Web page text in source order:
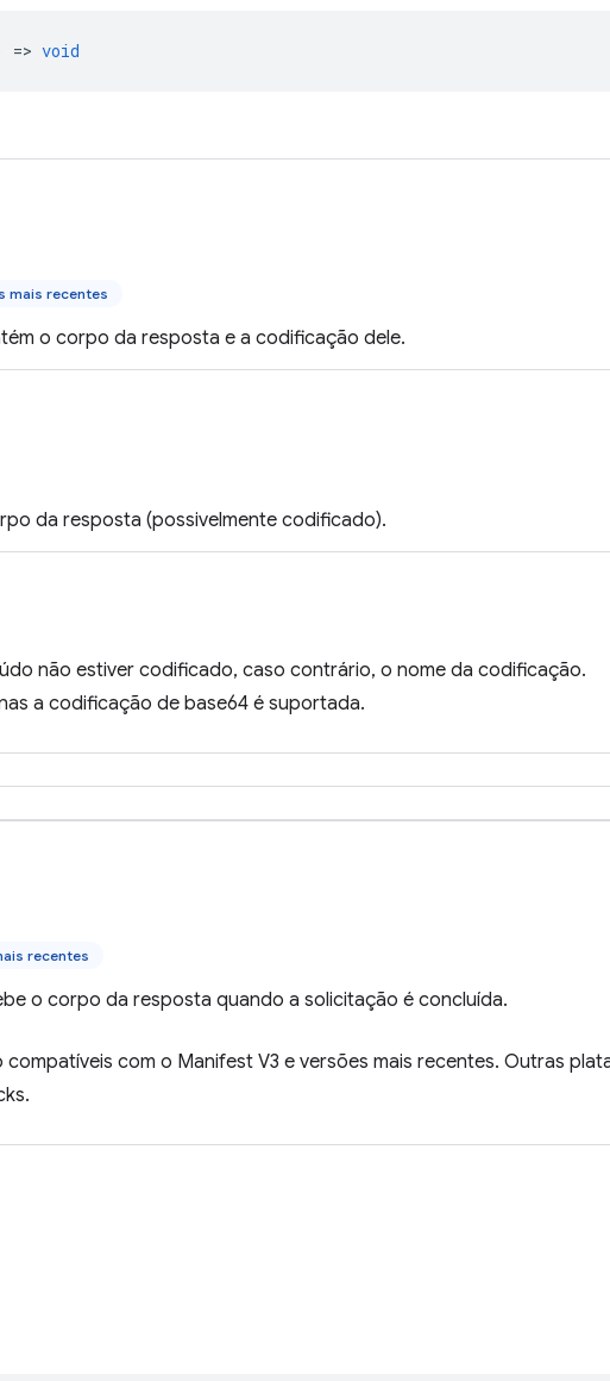
=> void
mais recentes
o corpo da resposta e a codificação dele.
da resposta (possivelmente codificado).
não estiver codificado, caso contrário, o nome da codificação.
a codificação de base64 é suportada.
recentes
o corpo da resposta quando a solicitação é concluída.
compatíveis com o Manifest V3 e versões mais recentes. Outras